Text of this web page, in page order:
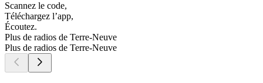
Scannez le code,
Téléchargez l’app,
Écoutez.
Plus de radios de Terre-Neuve
Plus de radios de Terre-Neuve